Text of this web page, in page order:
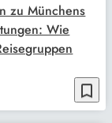
bookmark_border
zu Münchens
Wie